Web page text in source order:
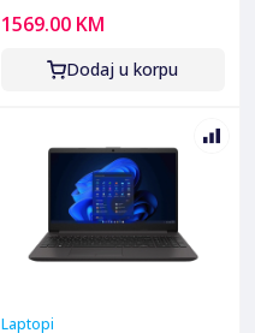
15-fd0107d; A9PE7UA
1569.00 KM
Dodaj u korpu
Laptopi